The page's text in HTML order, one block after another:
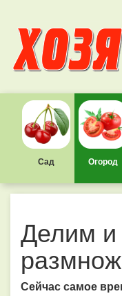
Сад Огород
Делим
Сейчас самое